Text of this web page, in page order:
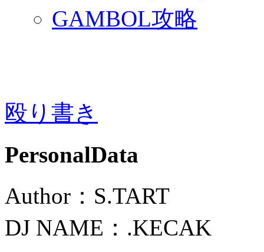
GAMBOL攻略
殴り書き
PersonalData
Author：S.TART
DJ NAME：.KECAK